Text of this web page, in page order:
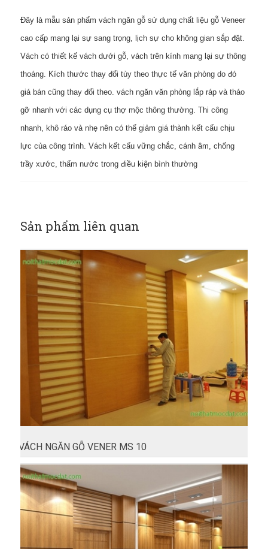
Đây là mẫu sản phẩm vách ngăn gỗ sử dụng chất liệu gỗ Veneer
cao cấp mang lại sự sang trọng, lịch sự cho không gian sắp đặt.
Vách có thiết kế vách dưới gỗ, vách trên kính mang lại sự thông
thoáng. Kích thước thay đổi tùy theo thực tế văn phòng do đó
giá bán cũng thay đổi theo. vách ngăn văn phòng lắp ráp và tháo
gỡ nhanh với các dụng cụ thợ mộc thông thường. Thi công
nhanh, khô ráo và nhẹ nên có thể giảm giá thành kết cấu chịu
lực của công trình. Vách kết cấu vững chắc, cánh âm, chống
trầy xước, thấm nước trong điều kiện bình thường
Sản phẩm liên quan
VÁCH NGĂN GỖ VENER MS 10